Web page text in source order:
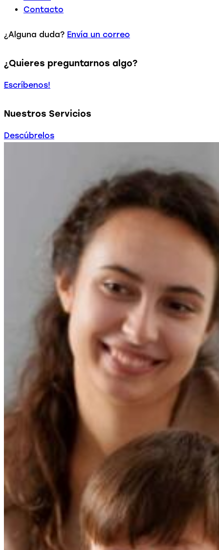
Contacto
¿Alguna duda? Envía un correo
¿Quieres preguntarnos algo?
Escríbenos!
Nuestros Servicios
Descúbrelos